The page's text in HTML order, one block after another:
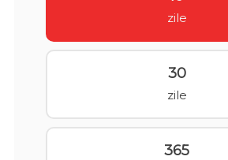
zile
30
zile
365